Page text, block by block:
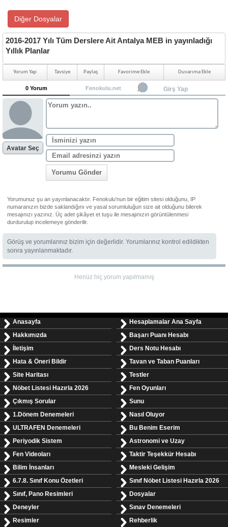
Diğer Dosyalar
2016-2017 Yılı Tüm Derslere Ait Antalya MEB in yayınladığı
Yıllık Planlar
Yorum Yap Tavsiye Paylaş Favorime Ekle Duvarıma Ekle
0 Yorum Fenokulu.net Girş Yap
Avatar Seç
Yorumu Gönder
Yorumunuz şu an yayınlanacaktır. Fenokulu'nun bir eğitim sitesi olduğunu, IP
numaranızın bizde saklandığını ve yasal sorumluluğun size ait olduğunu bilerek
mesajınızı yazınız. Üç adet şikâyet et tuşu ile mesajınızın görüntülenmesi
durdurulup incelemeye gönderilir.
Görüş ve yorumlarınız bizim için değerlidir. Yorumlarınız kontrol edildikten
sonra yayınlanmaktadır.
Henüz hiç yorum yapılmamış
Anasayfa
Hakkımızda
İletişim
Hata & Öneri Bildir
Site Haritası
Nöbet Listesi Hazırla 2026
Çıkmış Sorular
1.Dönem Denemeleri
ULTRAFEN Denemeleri
Periyodik Sistem
Fen Videoları
Bilim İnsanları
6.7.8. Sınıf Konu Özetleri
Sınıf, Pano Resimleri
Deneyler
Resimler
Hesaplamalar Ana Sayfa
Başarı Puanı Hesabı
Ders Notu Hesabı
Tavan ve Taban Puanları
Testler
Fen Oyunları
Sunu
Nasıl Oluyor
Bu Benim Eserim
Astronomi ve Uzay
Taktir Teşekkür Hesabı
Mesleki Gelişim
Sınıf Nöbet Listesi Hazırla 2026
Dosyalar
Sınav Denemeleri
Rehberlik